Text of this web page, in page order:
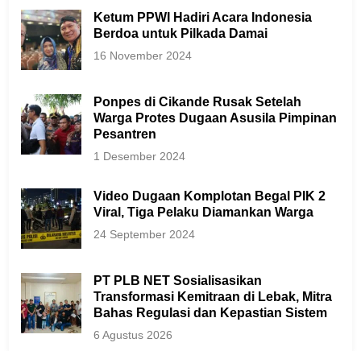
Ketum PPWI Hadiri Acara Indonesia
Berdoa untuk Pilkada Damai
16 November 2024
Ponpes di Cikande Rusak Setelah
Warga Protes Dugaan Asusila Pimpinan
Pesantren
1 Desember 2024
Video Dugaan Komplotan Begal PIK 2
Viral, Tiga Pelaku Diamankan Warga
24 September 2024
PT PLB NET Sosialisasikan
Transformasi Kemitraan di Lebak, Mitra
Bahas Regulasi dan Kepastian Sistem
6 Agustus 2026